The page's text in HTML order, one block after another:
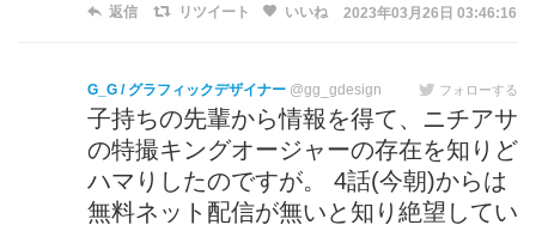
返信 リツイート いいね 2023年03月26日 03:46:16
G_G / グラフィックデザイナー @gg_gdesign フォローする
子持ちの先輩から情報を得て、ニチアサ
の特撮キングオージャーの存在を知りど
ハマりしたのですが。 4話(今朝)からは
無料ネット配信が無いと知り絶望してい